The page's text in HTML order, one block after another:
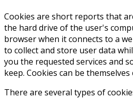
Cookies are short reports that
the hard drive of the user's
browser when it connects to a
to collect and store user data
you the requested services and
keep. Cookies can be
There are several types of